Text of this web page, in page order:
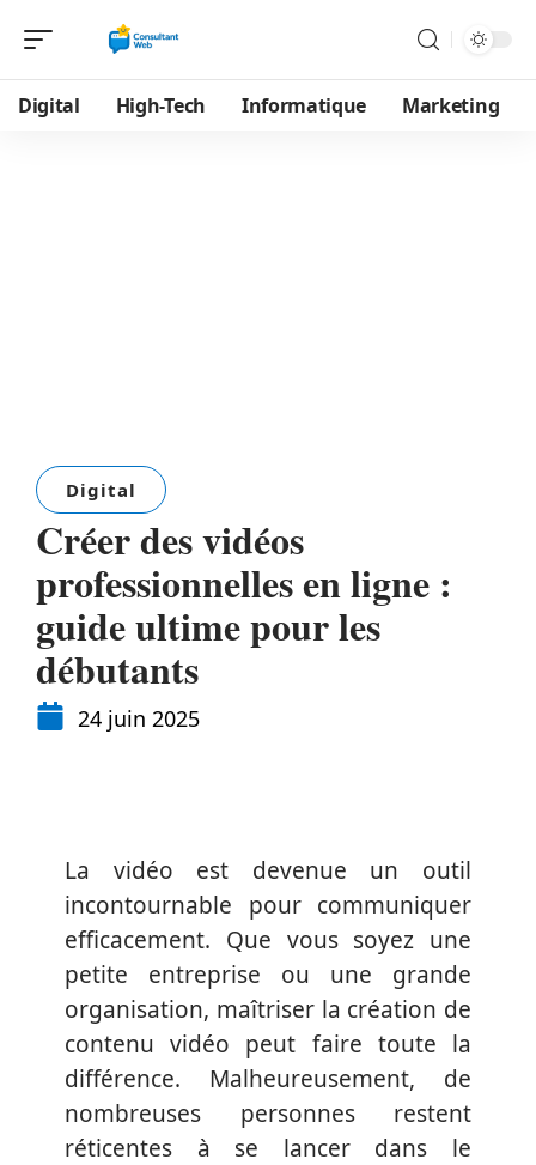
Digital High-Tech Informatique Marketing
Digital
Créer des vidéos
professionnelles en ligne :
guide ultime pour les
débutants
24 juin 2025
La vidéo est devenue un outil
incontournable pour communiquer
efficacement. Que vous soyez une
petite entreprise ou une grande
organisation, maîtriser la création de
contenu vidéo peut faire toute la
différence. Malheureusement, de
nombreuses personnes restent
réticentes à se lancer dans le